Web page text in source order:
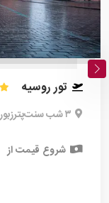
تور روسیه
۳ شب سنت‌پترزبورگ | ۴ شب مسکو
شروع قیمت از